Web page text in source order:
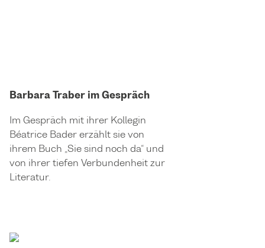
Barbara Traber im Gespräch
Im Gespräch mit ihrer Kollegin
Béatrice Bader erzählt sie von
ihrem Buch „Sie sind noch da“ und
von ihrer tiefen Verbundenheit zur
Literatur.